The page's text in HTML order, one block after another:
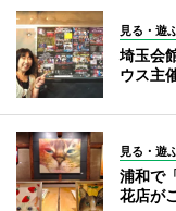
見る・遊
埼玉会
ウス主
見る・遊
浦和で
花店が